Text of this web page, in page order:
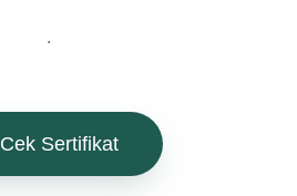
.
Cek Sertifikat